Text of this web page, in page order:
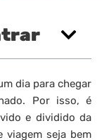
dia para chegar
Por isso, é
e dividido da
viagem seja bem